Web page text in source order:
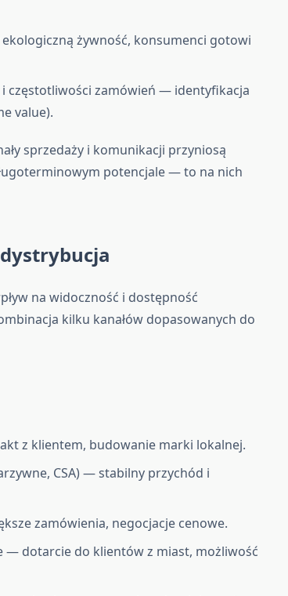
żywność, konsumenci gotowi
częstotliwości zamówień — identyfikacja
value).
sprzedaży i komunikacji przyniosą
potencjale — to na nich
dystrybucja
na widoczność i dostępność
kilku kanałów dopasowanych do
z klientem, budowanie marki lokalnej.
CSA) — stabilny przychód i
zamówienia, negocjacje cenowe.
— dotarcie do klientów z miast, możliwość